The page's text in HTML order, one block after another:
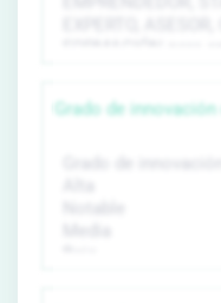
Grado de